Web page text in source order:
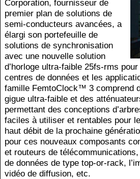
Corporation, fournisseur de
premier plan de solutions de
semi-conducteurs avancées, a
élargi son portefeuille de
solutions de synchronisation
avec une nouvelle solution
d’horloge ultra-faible 25fs-rms
centres de données et les
famille FemtoClock™ 3 comprend
gigue ultra-faible et des
permettant des conceptions
faciles à utiliser et rentables pour
haut débit de la prochaine
pour ces nouveaux composants
et routeurs de
de données de type top-or-rack,
vidéo de diffusion, etc.